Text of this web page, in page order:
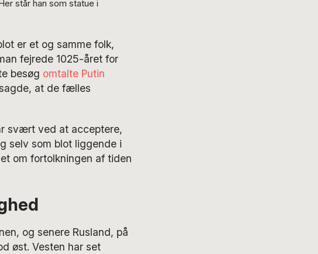
står han som statue i
er et og samme folk,
fejrede 1025-året for
besøg omtalte Putin
at de fælles
svært ved at acceptere,
selv som blot liggende i
om fortolkningen af tiden
og senere Rusland, på
øst. Vesten har set